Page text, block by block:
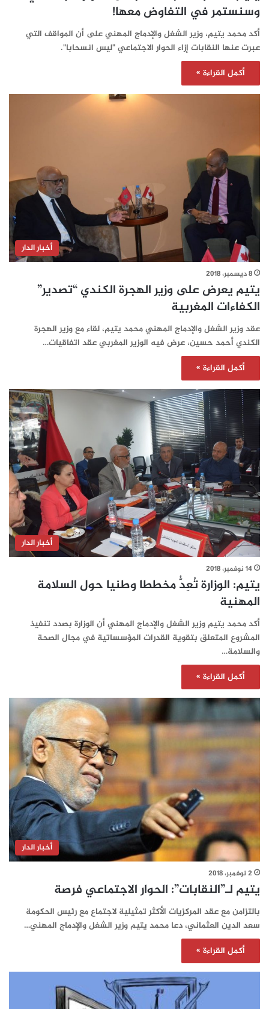
وسنستمر في التفاوض معها!
أكد محمد يتيم، وزير الشغل والإدماج المهني على أن المواقف التي
عبرت عنها النقابات إزاء الحوار الاجتماعي "ليس انسحابا".
أكمل القراءة »
أخبار الدار
8 ديسمبر، 2018
يتيم يعرض على وزير الهجرة الكندي “تصدير”
الكفاءات المغربية
عقد وزير الشغل والإدماج المهني محمد يتيم، لقاء مع وزير الهجرة
الكندي أحمد حسين، عرض فيه الوزير المغربي عقد اتفاقيات…
أكمل القراءة »
أخبار الدار
14 نوفمبر، 2018
يتيم: الوزارة تُعِدُّ مخططا وطنيا حول السلامة
المهنية
أكد محمد يتيم وزير الشغل والإدماج المهني أن الوزارة بصدد تنفيذ
المشروع المتعلق بتقوية القدرات المؤسساتية في مجال الصحة
والسلامة…
أكمل القراءة »
أخبار الدار
2 نوفمبر، 2018
يتيم لـ”النقابات”: الحوار الاجتماعي فرصة
بالتزامن مع عقد المركزيات الأكثر تمثيلية لاجتماع مع رئيس الحكومة
سعد الدين العثماني، دعا محمد يتيم وزير الشغل والإدماج المهني…
أكمل القراءة »